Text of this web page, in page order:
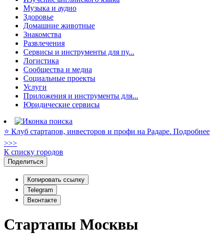
Музыка и аудио
Здоровье
Домашние животные
Знакомства
Развлечения
Сервисы и инструменты для пу...
Логистика
Сообщества и медиа
Социальные проекты
Услуги
Приложения и инструменты для...
Юридические сервисы
⭐️ Клуб стартапов, инвесторов и профи на Радаре. Подробнее
>>>
К списку городов
Поделиться
Копировать ссылку
Telegram
Вконтакте
Стартапы Москвы